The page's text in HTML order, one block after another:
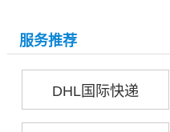
服务推荐
DHL国际快递